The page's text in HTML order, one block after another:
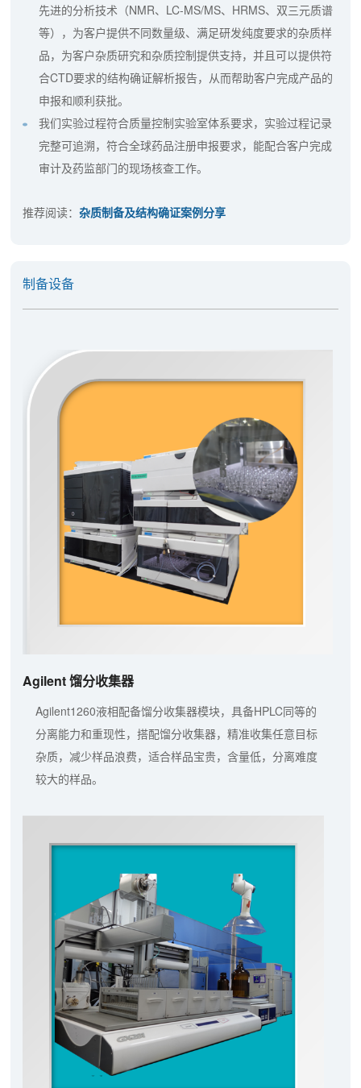
先进的分析技术（NMR、LC-MS/MS、HRMS、双三元质谱
等），为客户提供不同数量级、满足研发纯度要求的杂质样
品，为客户杂质研究和杂质控制提供支持，并且可以提供符
合CTD要求的结构确证解析报告，从而帮助客户完成产品的
申报和顺利获批。
我们实验过程符合质量控制实验室体系要求，实验过程记录
完整可追溯，符合全球药品注册申报要求，能配合客户完成
审计及药监部门的现场核查工作。
推荐阅读：杂质制备及结构确证案例分享
制备设备
Agilent 馏分收集器
Agilent1260液相配备馏分收集器模块，具备HPLC同等的
分离能力和重现性，搭配馏分收集器，精准收集任意目标
杂质，减少样品浪费，适合样品宝贵，含量低，分离难度
较大的样品。